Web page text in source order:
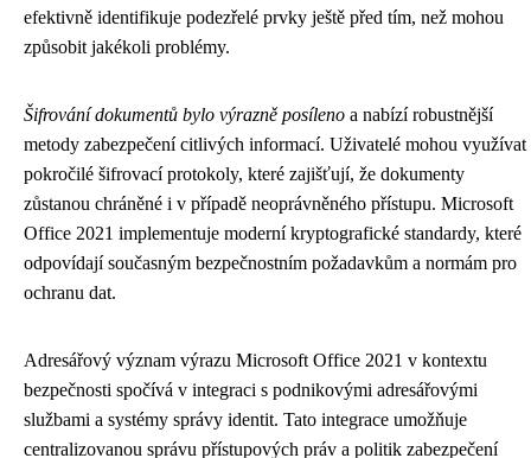
efektivně identifikuje podezřelé prvky ještě před tím, než mohou
způsobit jakékoli problémy.
Šifrování dokumentů bylo výrazně posíleno a nabízí robustnější
metody zabezpečení citlivých informací. Uživatelé mohou využívat
pokročilé šifrovací protokoly, které zajišťují, že dokumenty
zůstanou chráněné i v případě neoprávněného přístupu. Microsoft
Office 2021 implementuje moderní kryptografické standardy, které
odpovídají současným bezpečnostním požadavkům a normám pro
ochranu dat.
Adresářový význam výrazu Microsoft Office 2021 v kontextu
bezpečnosti spočívá v integraci s podnikovými adresářovými
službami a systémy správy identit. Tato integrace umožňuje
centralizovanou správu přístupových práv a politik zabezpečení